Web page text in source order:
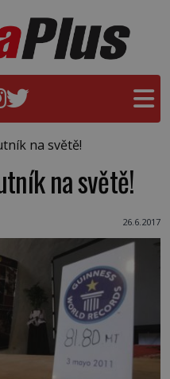
na světě!
na světě!
26.6.2017